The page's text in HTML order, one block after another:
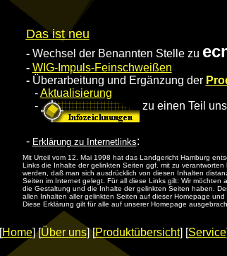
Das ist neu
- Wechsel der Benannten Stelle zu
- WIG-Impuls-Feinschweißen
- Überarbeitung und Ergänzung der
-Aktualisierung
-
zu einen Teil
- Erklärung zu Internetlinks:
Mit Urteil vom 12. Mai 1998 hat das Landgericht Hamburg
Links die Inhalte der gelinkten Seiten ggf. mit zu
werden, daß man sich ausdrücklich von diesen Inhalten
Seiten im Internet gelegt. Für all diese Links gilt: Wir möchten
die Gestaltung und die Inhalte der gelinkten Seiten haben.
allen Inhalten aller gelinkten Seiten auf dieser Homepage
Diese Erklärung gilt für alle auf unserer Homepage
[Home] [Über uns] [Produktübersicht] [Service